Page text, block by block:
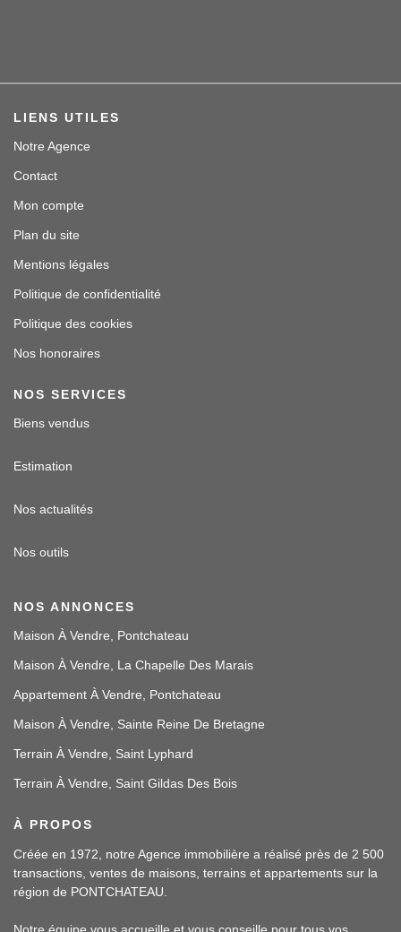
LIENS UTILES
Notre Agence
Contact
Mon compte
Plan du site
Mentions légales
Politique de confidentialité
Politique des cookies
Nos honoraires
NOS SERVICES
Biens vendus
Estimation
Nos actualités
Nos outils
NOS ANNONCES
Maison À Vendre, Pontchateau
Maison À Vendre, La Chapelle Des Marais
Appartement À Vendre, Pontchateau
Maison À Vendre, Sainte Reine De Bretagne
Terrain À Vendre, Saint Lyphard
Terrain À Vendre, Saint Gildas Des Bois
À PROPOS
Créée en 1972, notre Agence immobilière a réalisé près de 2 500
transactions, ventes de maisons, terrains et appartements sur la
région de PONTCHATEAU.